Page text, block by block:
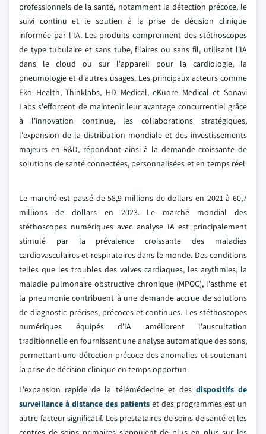
professionnels de la santé, notamment la détection précoce, le
suivi continu et le soutien à la prise de décision clinique
informée par l'IA. Les produits comprennent des stéthoscopes
de type tubulaire et sans tube, filaires ou sans fil, utilisant l'IA
dans le cloud ou sur l'appareil pour la cardiologie, la
pneumologie et d'autres usages. Les principaux acteurs comme
Eko Health, Thinklabs, HD Medical, eKuore Medical et Sonavi
Labs s'efforcent de maintenir leur avantage concurrentiel grâce
à l'innovation continue, les collaborations stratégiques,
l'expansion de la distribution mondiale et des investissements
majeurs en R&D, répondant ainsi à la demande croissante de
solutions de santé connectées, personnalisées et en temps réel.
Le marché est passé de 58,9 millions de dollars en 2021 à 60,7
millions de dollars en 2023. Le marché mondial des
stéthoscopes numériques avec analyse IA est principalement
stimulé par la prévalence croissante des maladies
cardiovasculaires et respiratoires dans le monde. Des conditions
telles que les troubles des valves cardiaques, les arythmies, la
maladie pulmonaire obstructive chronique (MPOC), l'asthme et
la pneumonie contribuent à une demande accrue de solutions
de diagnostic précises, précoces et continues. Les stéthoscopes
numériques équipés d'IA améliorent l'auscultation
traditionnelle en fournissant une analyse automatique des sons,
permettant une détection précoce des anomalies et soutenant
la prise de décision clinique en temps opportun.
L'expansion rapide de la télémédecine et des dispositifs de
surveillance à distance des patients et des programmes est un
autre facteur significatif. Les prestataires de soins de santé et les